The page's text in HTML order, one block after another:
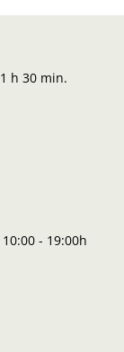
1 h 30 min.
10:00 - 19:00h